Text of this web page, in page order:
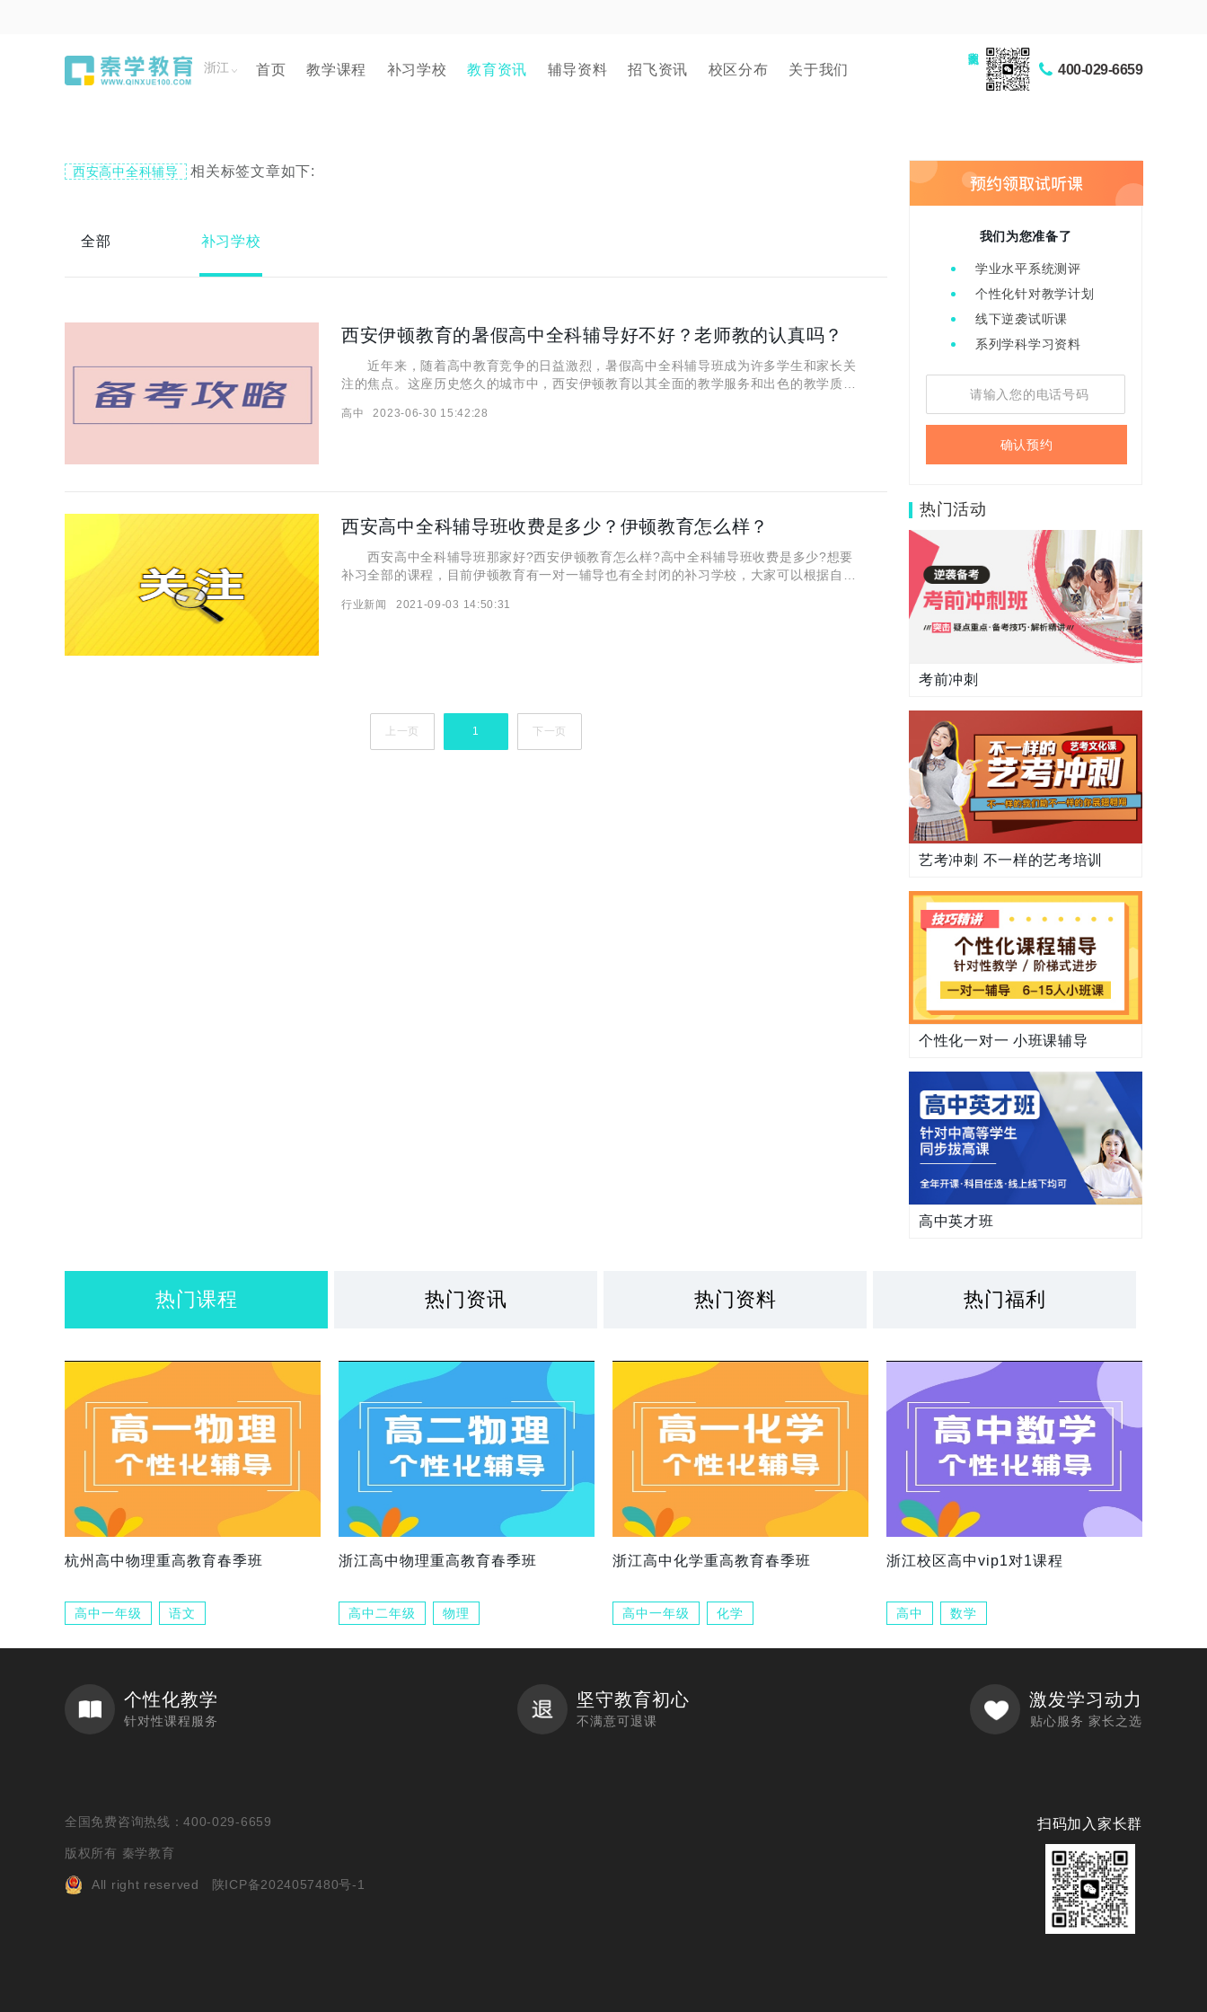
浙江 首页 教学课程 补习学校 教育资讯 辅导资料 招飞资讯 校区分布 关于我们 400-029-6659
西安高中全科辅导 相关标签文章如下:
全部 补习学校
西安伊顿教育的暑假高中全科辅导好不好？老师教的认真吗？
近年来，随着高中教育竞争的日益激烈，暑假高中全科辅导班成为许多学生和家长关
注的焦点。这座历史悠久的城市中，西安伊顿教育以其全面的教学服务和出色的教学质量
教学特点呢？让我们一探究竟。 一、伊顿教育的暑假高中全科辅
高中 2023-06-30 15:42:28
西安高中全科辅导班收费是多少？伊顿教育怎么样？
西安高中全科辅导班那家好?西安伊顿教育怎么样?高中全科辅导班收费是多少?想要
补习全部的课程，目前伊顿教育有一对一辅导也有全封闭的补习学校，大家可以根据自己
上都是非常不错的，而且在当地的教学口碑也是不错的，下面可以了解一下。
行业新闻 2021-09-03 14:50:31
上一页 1 下一页
我们为您准备了
学业水平系统测评
个性化针对教学计划
线下逆袭试听课
系列学科学习资料
确认预约
热门活动
考前冲刺
艺考冲刺 不一样的艺考培训
个性化一对一 小班课辅导
高中英才班
热门课程 热门资讯 热门资料 热门福利
杭州高中物理重高教育春季班
高中一年级 语文
浙江高中物理重高教育春季班
高中二年级 物理
浙江高中化学重高教育春季班
高中一年级 化学
浙江校区高中vip1对1课程
高中 数学
个性化教学
针对性课程服务
坚守教育初心
不满意可退课
激发学习动力
贴心服务 家长之选
全国免费咨询热线：400-029-6659
版权所有 秦学教育
All right reserved 陕ICP备2024057480号-1
扫码加入家长群